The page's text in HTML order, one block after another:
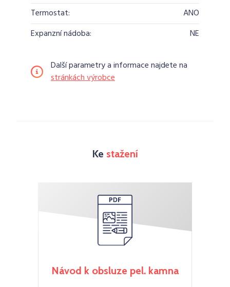
Termostat:
ANO
Expanzní nádoba:
NE
Další parametry a informace najdete na
stránkách výrobce
Ke stažení
Návod k obsluze pel. kamna